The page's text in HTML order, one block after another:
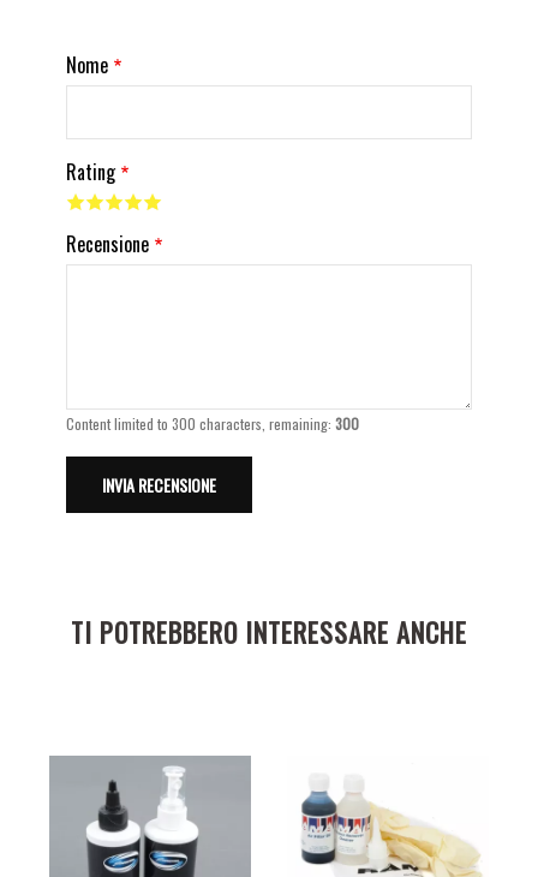
Nome
Rating
Recensione
Content limited to 300 characters, remaining:300
TI POTREBBERO INTERESSARE ANCHE